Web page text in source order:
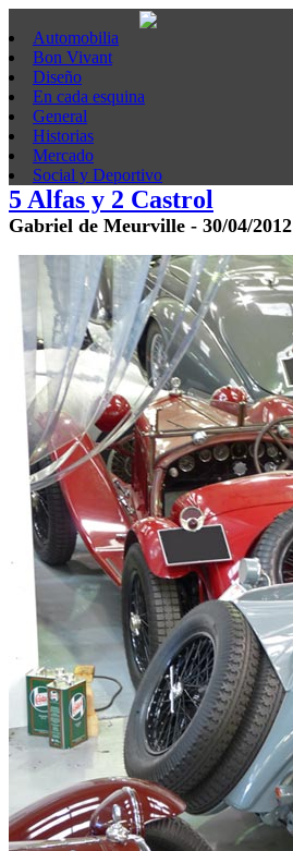
Automobilia
Bon Vivant
Diseño
En cada esquina
General
Historias
Mercado
Social y Deportivo
5 Alfas y 2 Castrol
Gabriel de Meurville - 30/04/2012